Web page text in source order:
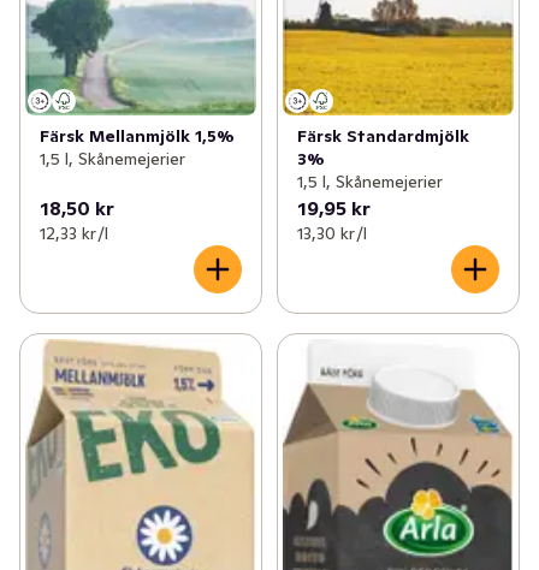
Färsk Mellanmjölk 1,5%
1,5 l, Skånemejerier
18,50 kr
12,33 kr /l
Färsk Standardmjölk
3%
1,5 l, Skånemejerier
19,95 kr
13,30 kr /l